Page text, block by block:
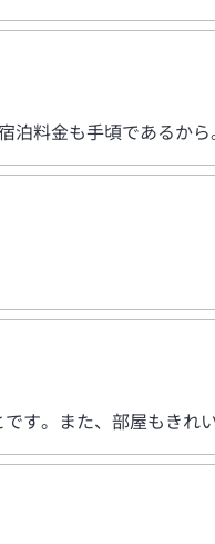
泊料金も手頃であるから
す。また、部屋もきれ